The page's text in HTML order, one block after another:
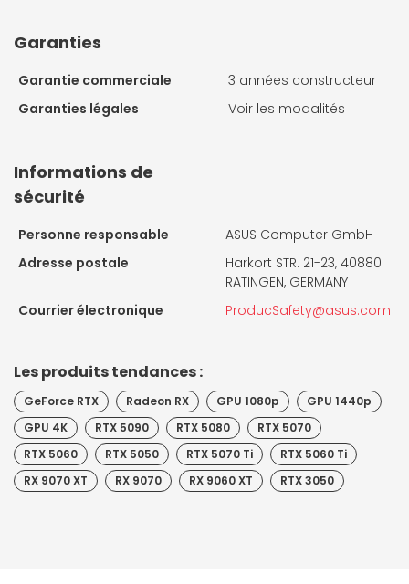
Garanties
Garantie commerciale
3 années constructeur
Garanties légales
Voir les modalités
Informations de
sécurité
Personne responsable
ASUS Computer GmbH
Adresse postale
Harkort STR. 21-23, 40880
RATINGEN, GERMANY
Courrier électronique
ProducSafety@asus.com
Les produits tendances :
GeForce RTX Radeon RX GPU 1080p
GPU 1440p
GPU 4K
RTX 5090 RTX 5080
RTX 5070
RTX 5060
RTX 5050 RTX 5070 Ti
RTX 5060 Ti
RX 9070 XT
RX 9070 RX 9060 XT RTX 3050